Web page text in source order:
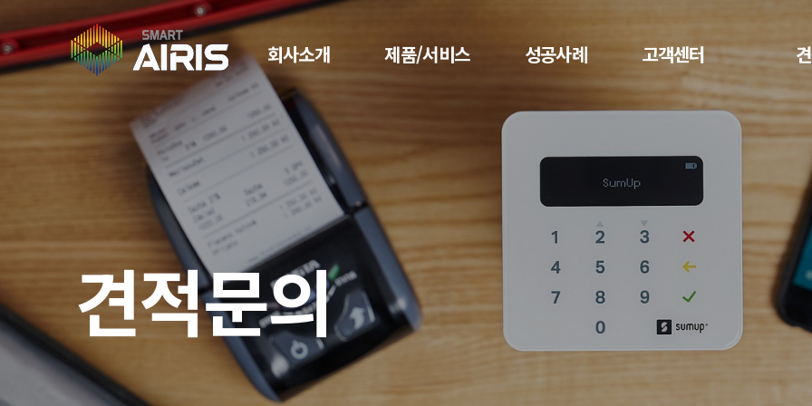
회사소개 제품/서비스 성공사례 고객센터
견적문의